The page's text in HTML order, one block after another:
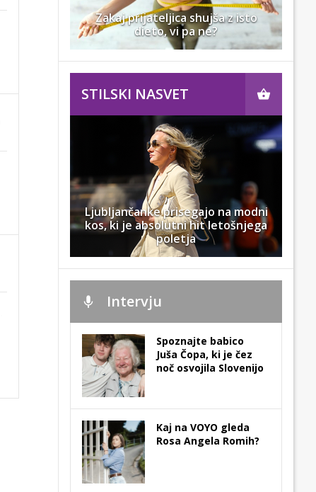
Zakaj prijateljica shujša z isto
dieto, vi pa ne?
STILSKI NASVET
Ljubljančanke prisegajo na modni
kos, ki je absolutni hit letošnjega
poletja
Intervju
Spoznajte babico
Juša Čopa, ki je čez
noč osvojila Slovenijo
Kaj na VOYO gleda
Rosa Angela Romih?